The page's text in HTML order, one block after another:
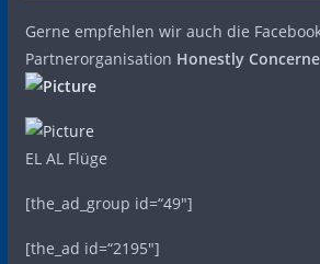
Gerne empfehlen wir auch die
Partnerorganisation Honestly
EL AL Flüge
[the_ad_group id=“49″]
[the_ad id=“2195″]